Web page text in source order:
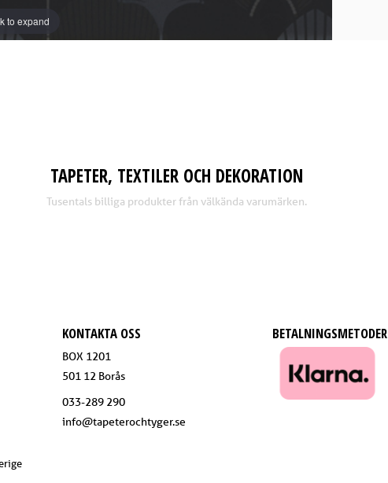
to expand
TAPETER, TEXTILER OCH DEKORATION
Tusentals billiga produkter från välkända varumärken.
KONTAKTA OSS
BOX 1201
501 12 Borås
033-289 290
info@tapeterochtyger.se
BETALNINGSMETODER